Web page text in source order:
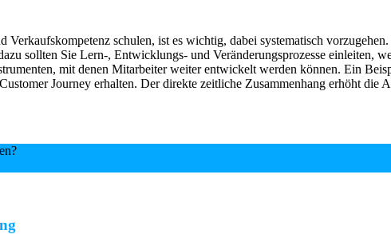
schulen, ist es wichtig, dabei systematisch
sollten Sie Lern-, Entwicklungs- und Veränderungsprozesse einleiten,
mit denen Mitarbeiter weiter entwickelt werden können. Ein
Journey erhalten. Der direkte zeitliche Zusammenhang erhöht die